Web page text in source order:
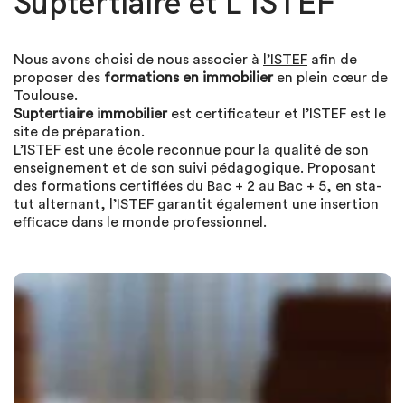
Nous avons choisi de nous associer à l’ISTEF afin de
proposer des formations en immobilieren plein cœur de
Toulouse.
Suptertiaire immobilierest certificateur et l’ISTEF est le
site de préparation.
L’IS­TEF est une école recon­nue pour la qua­lité de son
ensei­gne­ment et de son suivi péda­go­gique. Pro­po­sant
des for­ma­tions cer­ti­fiées du Bac + 2 au Bac + 5, en sta­
tut alter­nant, l’IS­TEF garan­tit éga­le­ment une inser­tion
effi­cace dans le monde pro­fes­sion­nel.